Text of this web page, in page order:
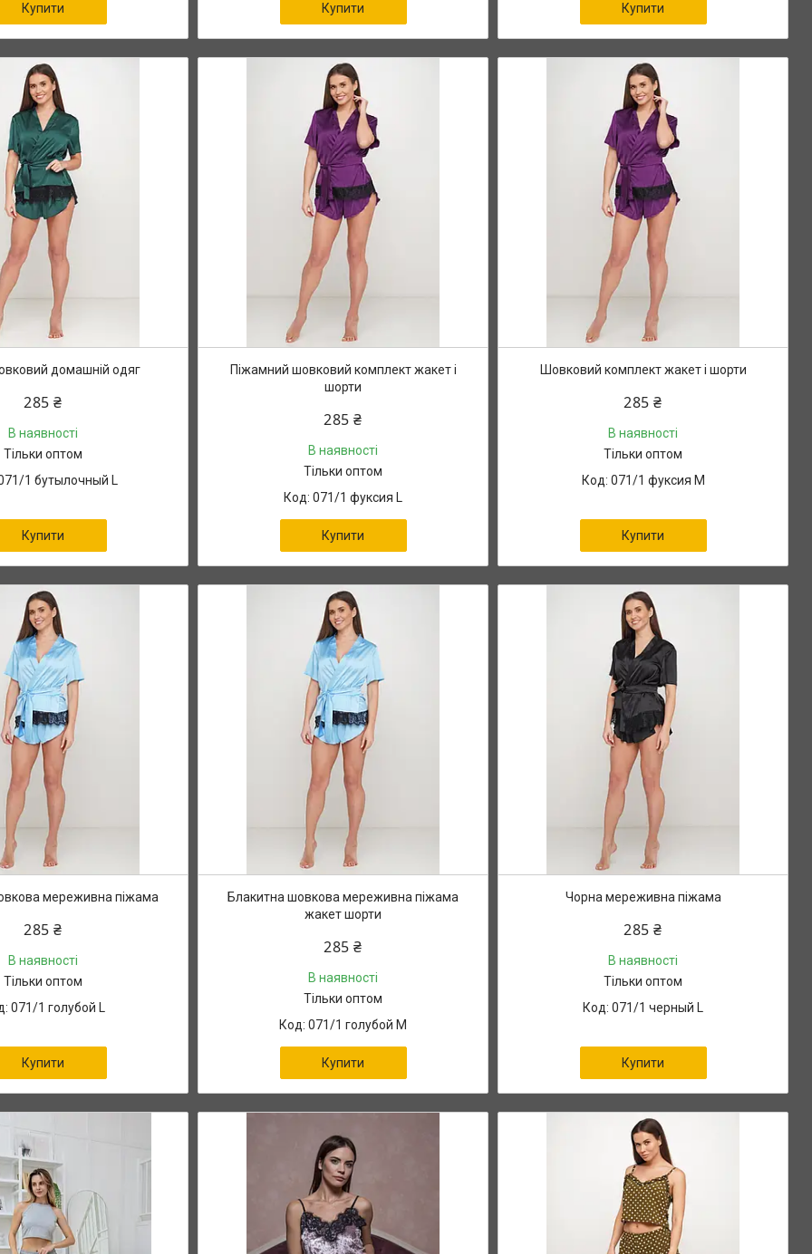
Купити Купити Купити
домашній одяг
285 ₴
В наявності
Тільки оптом
1 бутылочный L
Купити
Піжамний шовковий комплект жакет і
шорти
285 ₴
В наявності
Тільки оптом
071/1 фуксия L
Купити
Шовковий комплект жакет і шорти
285 ₴
В наявності
Тільки оптом
071/1 фуксия М
Купити
мереживна піжама
285 ₴
В наявності
Тільки оптом
071/1 голубой L
Купити
Блакитна шовкова мереживна піжама
жакет шорти
285 ₴
В наявності
Тільки оптом
071/1 голубой М
Купити
Чорна мереживна піжама
285 ₴
В наявності
Тільки оптом
071/1 черный L
Купити